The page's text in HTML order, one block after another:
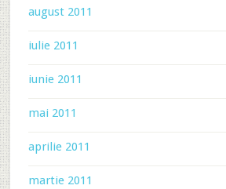
august 2011
iulie 2011
iunie 2011
mai 2011
aprilie 2011
martie 2011